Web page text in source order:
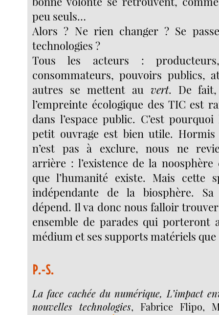
peu seuls…
Alors ? Ne rien changer ? Se
technologies ?
Tous les acteurs :
consommateurs, pouvoirs publics,
autres se mettent au vert. De
l’empreinte écologique des TIC est
dans l’espace public. C’est
petit ouvrage est bien utile. Hormis
n’est pas à exclure, nous ne
arrière : l’existence de la
que l’humanité existe. Mais cette
indépendante de la biosphère. Sa
dépend. Il va donc nous falloir
ensemble de parades qui porteront
médium et ses supports matériels que
P.-S.
La face cachée du numérique, L’impact
nouvelles technologies, Fabrice Flipo,